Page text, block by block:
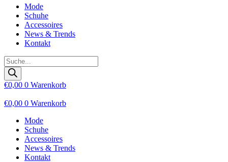
Mode
Schuhe
Accessoires
News & Trends
Kontakt
Products
search
€0,00 0 Warenkorb
€0,00 0 Warenkorb
Mode
Schuhe
Accessoires
News & Trends
Kontakt